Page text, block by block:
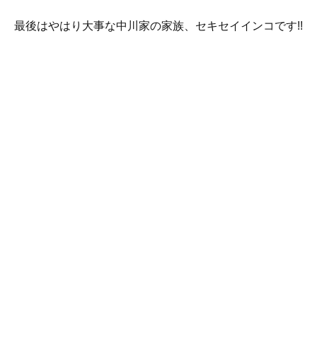
最後はやはり大事な中川家の家族、セキセイインコです!!